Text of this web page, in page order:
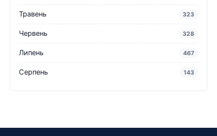
Травень 323
Червень 328
Липень 467
Серпень 143